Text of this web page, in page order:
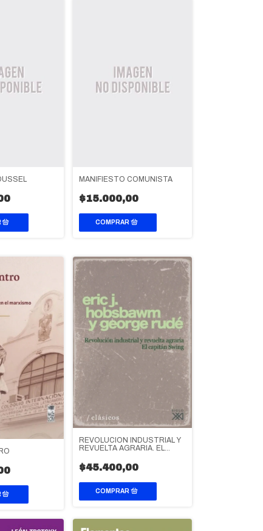
MANIFIESTO COMUNISTA
$15.000,00
REVOLUCION INDUSTRIAL Y
REVUELTA AGRARIA. EL
$45.400,00